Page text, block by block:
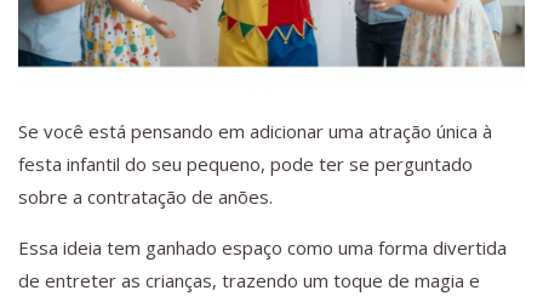
Se você está pensando em adicionar uma atração única à
festa infantil do seu pequeno, pode ter se perguntado
sobre a contratação de anões.
Essa ideia tem ganhado espaço como uma forma divertida
de entreter as crianças, trazendo um toque de magia e